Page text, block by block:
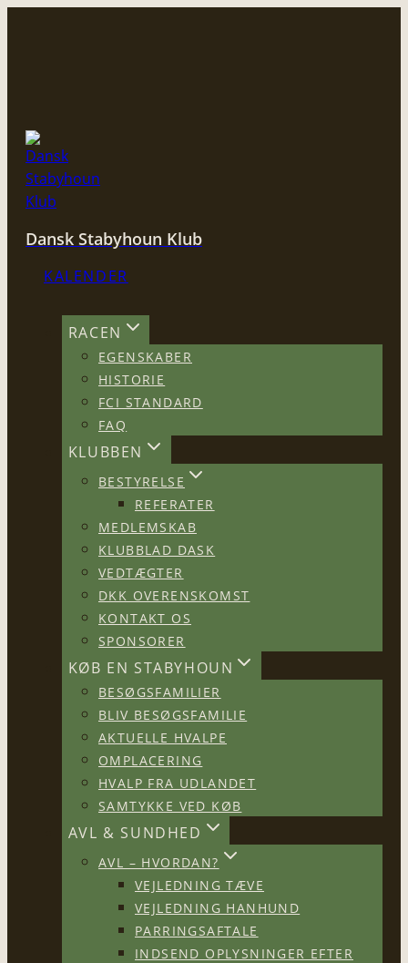
Dansk Stabyhoun Klub
KALENDER
RACEN
EGENSKABER
HISTORIE
FCI STANDARD
FAQ
KLUBBEN
BESTYRELSE
REFERATER
MEDLEMSKAB
KLUBBLAD DASK
VEDTÆGTER
DKK OVERENSKOMST
KONTAKT OS
SPONSORER
KØB EN STABYHOUN
BESØGSFAMILIER
BLIV BESØGSFAMILIE
AKTUELLE HVALPE
OMPLACERING
HVALP FRA UDLANDET
SAMTYKKE VED KØB
AVL & SUNDHED
AVL – HVORDAN?
VEJLEDNING TÆVE
VEJLEDNING HANHUND
PARRINGSAFTALE
INDSEND OPLYSNINGER EFTER